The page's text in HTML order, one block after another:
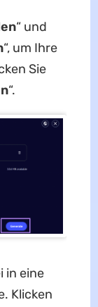
“ und
“, um Ihre
Sie
“.
in eine
Klicken